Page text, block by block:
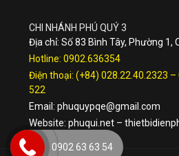
CHI NHÁNH PHÚ QUÝ 3
Địa chỉ: Số 83 Bình Tây, Phường 1,
Hotline: 0902.636354
Điện thoại: (+84) 028.22.40.2323 –
522
Email: phuquypqe@gmail.com
Website: phuqui.net –
0902 63 63 54